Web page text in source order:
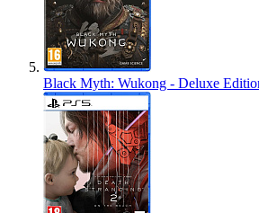
Black Myth: Wukong - Deluxe